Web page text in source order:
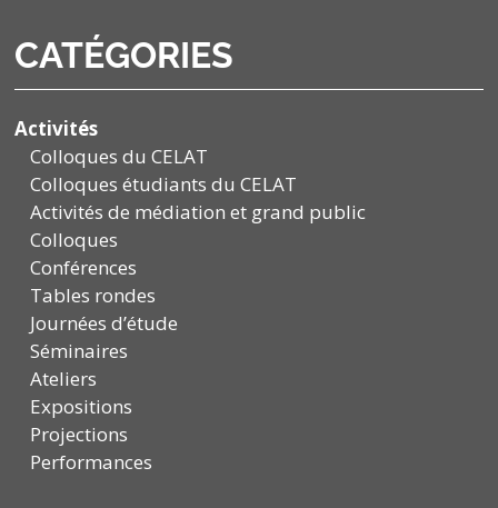
CATÉGORIES
Activités
Colloques du CELAT
Colloques étudiants du CELAT
Activités de médiation et grand public
Colloques
Conférences
Tables rondes
Journées d’étude
Séminaires
Ateliers
Expositions
Projections
Performances